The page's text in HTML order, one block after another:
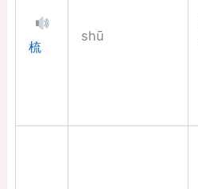
梳
shū